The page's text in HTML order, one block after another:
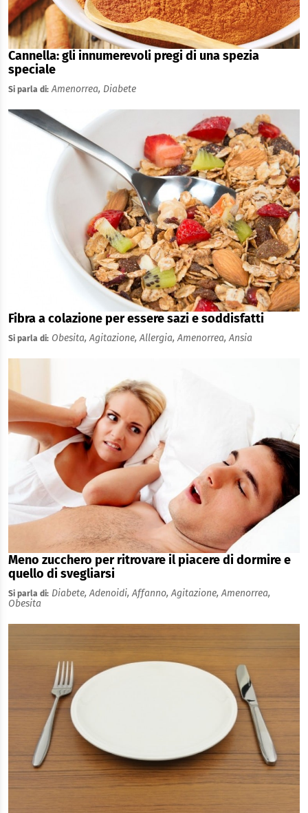
Cannella: gli innumerevoli pregi di una spezia
speciale
Si parla di: Amenorrea, Diabete
Fibra a colazione per essere sazi e soddisfatti
Si parla di: Obesita,Agitazione,Allergia,Amenorrea,Ansia
Meno zucchero per ritrovare il piacere di dormire e
quello di svegliarsi
Si parla di: Diabete,Adenoidi,Affanno,Agitazione,Amenorrea,
Obesita